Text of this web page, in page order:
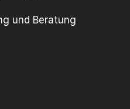
und Beratung